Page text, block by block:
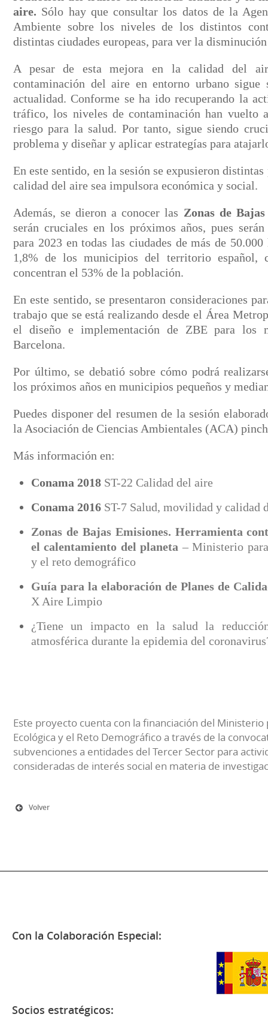
aire. Sólo hay que consultar los datos de la
Ambiente sobre los niveles de los distintos
distintas ciudades europeas, para ver la
A pesar de esta mejora en la calidad del
contaminación del aire en entorno urbano sigue
actualidad. Conforme se ha ido recuperando la
tráfico, los niveles de contaminación han vuelto
riesgo para la salud. Por tanto, sigue siendo
problema y diseñar y aplicar estrategías para
En este sentido, en la sesión se expusieron
calidad del aire sea impulsora económica y social.
Además, se dieron a conocer las Zonas de
serán cruciales en los próximos años, pues
para 2023 en todas las ciudades de más de
1,8% de los municipios del territorio español,
concentran el 53% de la población.
En este sentido, se presentaron consideraciones
trabajo que se está realizando desde el Área
el diseño e implementación de ZBE para los
Barcelona.
Por último, se debatió sobre cómo podrá
los próximos años en municipios pequeños y
Puedes disponer del resumen de la sesión
la Asociación de Ciencias Ambientales (ACA)
Más información en:
Conama 2018 ST-22 Calidad del aire
Conama 2016 ST-7 Salud, movilidad y calidad
Zonas de Bajas Emisiones. Herramienta
el calentamiento del planeta – Ministerio
y el reto demográfico
Guía para la elaboración de Planes de
X Aire Limpio
¿Tiene un impacto en la salud la
atmosférica durante la epidemia del
Este proyecto cuenta con la financiación del Ministerio
Ecológica y el Reto Demográfico a través de la
subvenciones a entidades del Tercer Sector para
consideradas de interés social en materia de
Volver
Con la Colaboración Especial:
Socios estratégicos: